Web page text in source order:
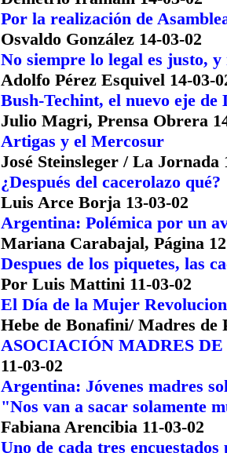
Por la realización de
Osvaldo González 14-03-02
No siempre lo legal es justo,
Adolfo Pérez Esquivel 14-03-
Bush-Techint, el nuevo eje de
Julio Magri, Prensa Obrera
Artigas y el Mercosur
José Steinsleger / La Jornada
¿Después del cacerolazo qué?
Luis Arce Borja 13-03-02
Argentina: Polémica por un
Mariana Carabajal, Página
Despues de los piquetes, las
Por Luis Mattini 11-03-02
El Día de la Mujer
Hebe de Bonafini/ Madres de
ASOCIACIÓN MADRES
11-03-02
Argentina: Jóvenes madres
"Nos van a sacar solamente
Fabiana Arencibia 11-03-02
Uno de cada tres